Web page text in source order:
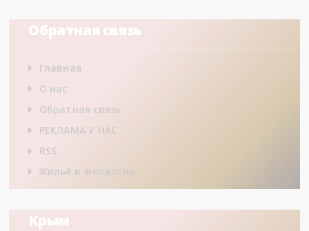
Обратная связь
Главная
О нас
Обратная связь
РЕКЛАМА У НАС
RSS
Жильё в Феодосии
Крым